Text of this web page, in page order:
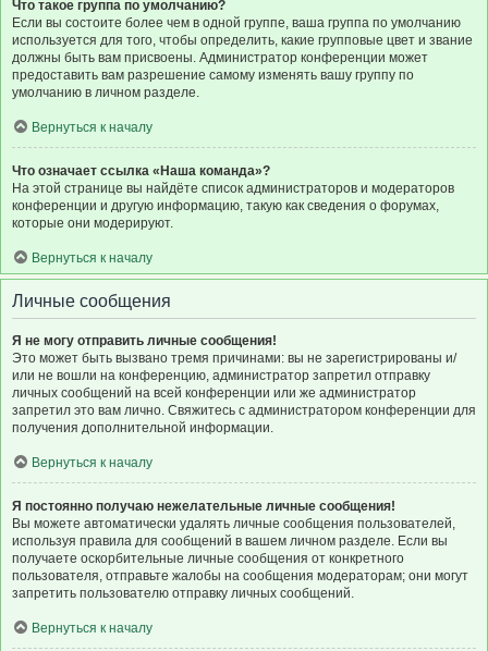
Что такое группа по умолчанию?
Если вы состоите более чем в одной группе, ваша группа по умолчанию
используется для того, чтобы определить, какие групповые цвет и звание
должны быть вам присвоены. Администратор конференции может
предоставить вам разрешение самому изменять вашу группу по
умолчанию в личном разделе.
Вернуться к началу
Что означает ссылка «Наша команда»?
На этой странице вы найдёте список администраторов и модераторов
конференции и другую информацию, такую как сведения о форумах,
которые они модерируют.
Вернуться к началу
Личные сообщения
Я не могу отправить личные сообщения!
Это может быть вызвано тремя причинами: вы не зарегистрированы и/
или не вошли на конференцию, администратор запретил отправку
личных сообщений на всей конференции или же администратор
запретил это вам лично. Свяжитесь с администратором конференции для
получения дополнительной информации.
Вернуться к началу
Я постоянно получаю нежелательные личные сообщения!
Вы можете автоматически удалять личные сообщения пользователей,
используя правила для сообщений в вашем личном разделе. Если вы
получаете оскорбительные личные сообщения от конкретного
пользователя, отправьте жалобы на сообщения модераторам; они могут
запретить пользователю отправку личных сообщений.
Вернуться к началу